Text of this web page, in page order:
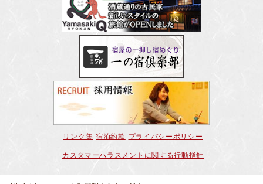
リンク集 宿泊約款 プライバシーポリシー
カスタマーハラスメントに関する行動指針